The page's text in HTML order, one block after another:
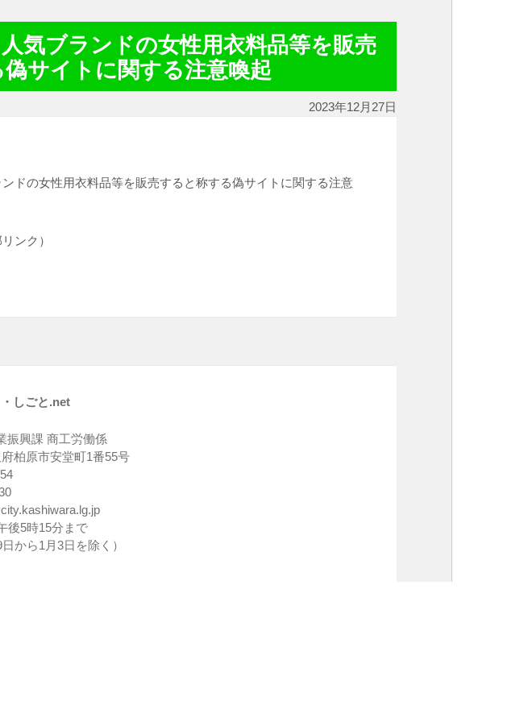
人気ブランドの女性用衣料品等を販売
サイトに関する注意喚起
2023年12月27日
ドの女性用衣料品等を販売すると称する偽サイトに関する注意
リンク）
しごと.net
振興課 商工労働係
柏原市安堂町1番55号
後5時15分まで
から1月3日を除く）